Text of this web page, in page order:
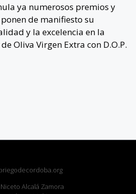
ya numerosos premios y
de manifiesto su
y la excelencia en la
Oliva Virgen Extra con D.O.P.
Alcalá Zamora